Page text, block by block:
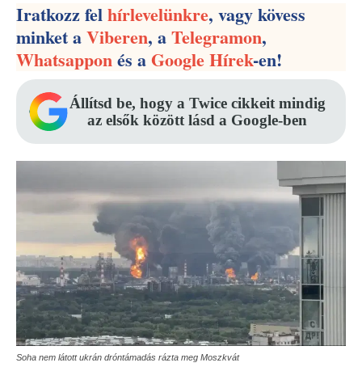
Iratkozz felhírlevelünkre, vagy kövess
minket aViberen, aTelegramon,
Whatsapponés aGoogle Hírek-en!
Állítsd be, hogy a Twice cikkeit mindig
az elsők között lásd a Google-ben
Soha nem látott ukrán dróntámadás rázta meg Moszkvát